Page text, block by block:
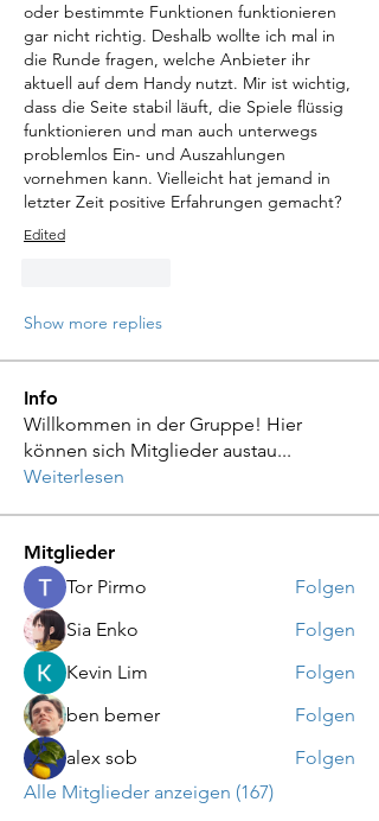
oder bestimmte Funktionen funktionieren
gar nicht richtig. Deshalb wollte ich mal in
die Runde fragen, welche Anbieter ihr
aktuell auf dem Handy nutzt. Mir ist wichtig,
dass die Seite stabil läuft, die Spiele flüssig
funktionieren und man auch unterwegs
problemlos Ein- und Auszahlungen
vornehmen kann. Vielleicht hat jemand in
letzter Zeit positive Erfahrungen gemacht?
Edited
Show more replies
Info
Willkommen in der Gruppe! Hier
können sich Mitglieder austau...
Weiterlesen
Mitglieder
Tor Pirmo
Folgen
Sia Enko
Folgen
Kevin Lim
Folgen
ben bemer
Folgen
alex sob
Folgen
Alle Mitglieder anzeigen (167)